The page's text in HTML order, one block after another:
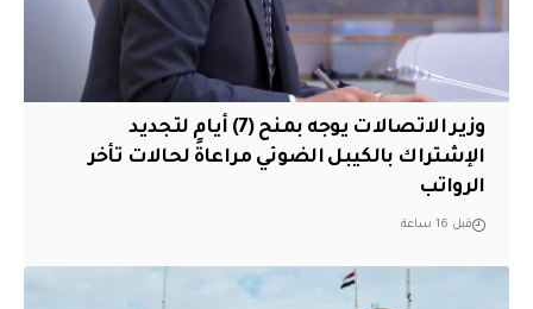
وزير الاتصالات يوجه بمنح (7) أيام لتجديد
الإشتراك بالكيبل الضوئي مراعاةً لحالات تأخر
الرواتب
قبل 16 ساعة